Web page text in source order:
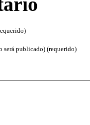
será publicado) (requerido)